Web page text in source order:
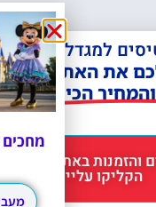
למגדל אייפל?
את האתר הכי
והמחיר הכי זול!
הקליקו עליי 😊
מחכים